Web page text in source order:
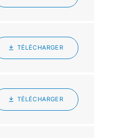
TÉLÉCHARGER
TÉLÉCHARGER